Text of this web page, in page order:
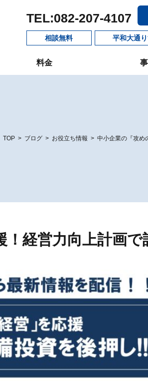
TEL:082-207-4107
相談無料 平和大通
料金
TOP > ブログ > お役立ち情報 > 中小企業の『攻め
！経営力向上計画で